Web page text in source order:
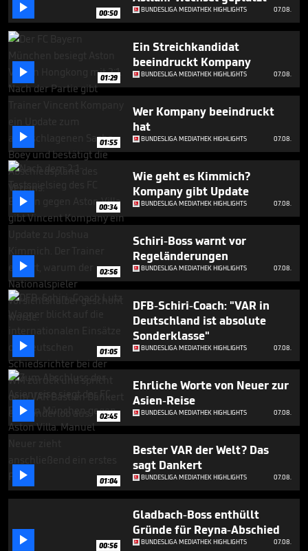
minute,
2
seconds
 00:50 BUNDESLIGA MEDIATHEK HIGHLIGHTS 07.08.
 01:29
Ein Streichkandidat
beeindruckt Kompany
BUNDESLIGA MEDIATHEK HIGHLIGHTS 07.08.
 01:55
Wer Kompany beeindruckt
hat
BUNDESLIGA MEDIATHEK HIGHLIGHTS 07.08.
 00:34
Wie geht es Kimmich?
Kompany gibt Update
BUNDESLIGA MEDIATHEK HIGHLIGHTS 07.08.
 02:56
Schiri-Boss warnt vor
Regeländerungen
BUNDESLIGA MEDIATHEK HIGHLIGHTS 07.08.
 01:05
DFB-Schiri-Coach: "VAR in
Deutschland ist absolute
Sonderklasse"
BUNDESLIGA MEDIATHEK HIGHLIGHTS 07.08.
 02:45
Ehrliche Worte von Neuer zur
Asien-Reise
BUNDESLIGA MEDIATHEK HIGHLIGHTS 07.08.
 01:04
Bester VAR der Welt? Das
sagt Dankert
BUNDESLIGA MEDIATHEK HIGHLIGHTS 07.08.
 00:56
Gladbach-Boss enthüllt
Gründe für Reyna-Abschied
BUNDESLIGA MEDIATHEK HIGHLIGHTS 07.08.